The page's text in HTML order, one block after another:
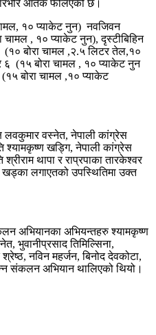
आतंक फैलिएको छ।
१० प्याकेट नुन) नवजिवन
चामल , १० प्याकेट नुन), दृस्टीबिहिन
(१० बोरा चामल ,२.५ लिटर तेल,१०
(१५ बोरा चामल , १० प्याकेट नुन
बोरा चामल ,१० प्याकेट
लवकुमार वस्नेत, नेपाली कांग्रेस
श्यामकृष्ण खड्गि, नेपाली कांग्रेस
थापा र राप्रपाका तारकेश्वर
लगाएतको उपस्थितिमा उक्त
अभियानका अभियन्तहरु श्यामकृष्ण
भुवानीप्रसाद तिमिल्सिना,
नविन महर्जन, बिनोद देवकोटा,
संकलन अभियान थालिएको थियो।